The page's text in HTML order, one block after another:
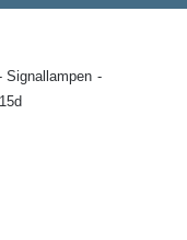
Signallampen